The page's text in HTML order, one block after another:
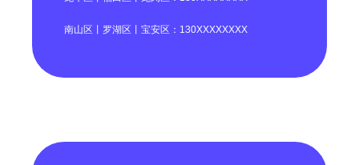
南山区丨罗湖区丨宝安区：130XXXXXXXX